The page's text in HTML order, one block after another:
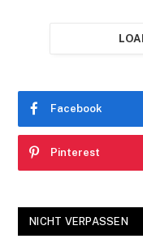
Facebook
Pinterest
NICHT VERPASSEN